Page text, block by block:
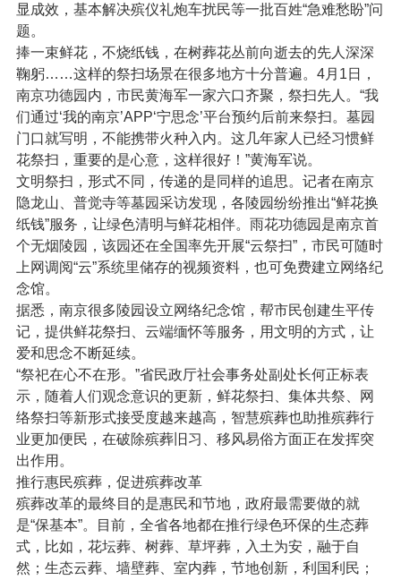
显成效，基本解决殡仪礼炮车扰民等一批百姓“急难愁盼”问
题。
捧一束鲜花，不烧纸钱，在树葬花丛前向逝去的先人深深
鞠躬……这样的祭扫场景在很多地方十分普遍。4月1日，
南京功德园内，市民黄海军一家六口齐聚，祭扫先人。“我
们通过‘我的南京’APP‘宁思念’平台预约后前来祭扫。墓园
门口就写明，不能携带火种入内。这几年家人已经习惯鲜
花祭扫，重要的是心意，这样很好！”黄海军说。
文明祭扫，形式不同，传递的是同样的追思。记者在南京
隐龙山、普觉寺等墓园采访发现，各陵园纷纷推出“鲜花换
纸钱”服务，让绿色清明与鲜花相伴。雨花功德园是南京首
个无烟陵园，该园还在全国率先开展“云祭扫”，市民可随时
上网调阅“云”系统里储存的视频资料，也可免费建立网络纪
念馆。
据悉，南京很多陵园设立网络纪念馆，帮市民创建生平传
记，提供鲜花祭扫、云端缅怀等服务，用文明的方式，让
爱和思念不断延续。
“祭祀在心不在形。”省民政厅社会事务处副处长何正标表
示，随着人们观念意识的更新，鲜花祭扫、集体共祭、网
络祭扫等新形式接受度越来越高，智慧殡葬也助推殡葬行
业更加便民，在破除殡葬旧习、移风易俗方面正在发挥突
出作用。
推行惠民殡葬，促进殡葬改革
殡葬改革的最终目的是惠民和节地，政府最需要做的就
是“保基本”。目前，全省各地都在推行绿色环保的生态葬
式，比如，花坛葬、树葬、草坪葬，入土为安，融于自
然；生态云葬、墙壁葬、室内葬，节地创新，利国利民；